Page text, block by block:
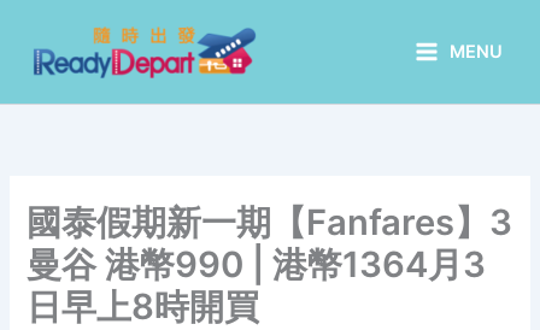
content
MENU
國泰假期新一期【Fanfares】3
曼谷 港幣990 | 港幣1364月3
日早上8時開買